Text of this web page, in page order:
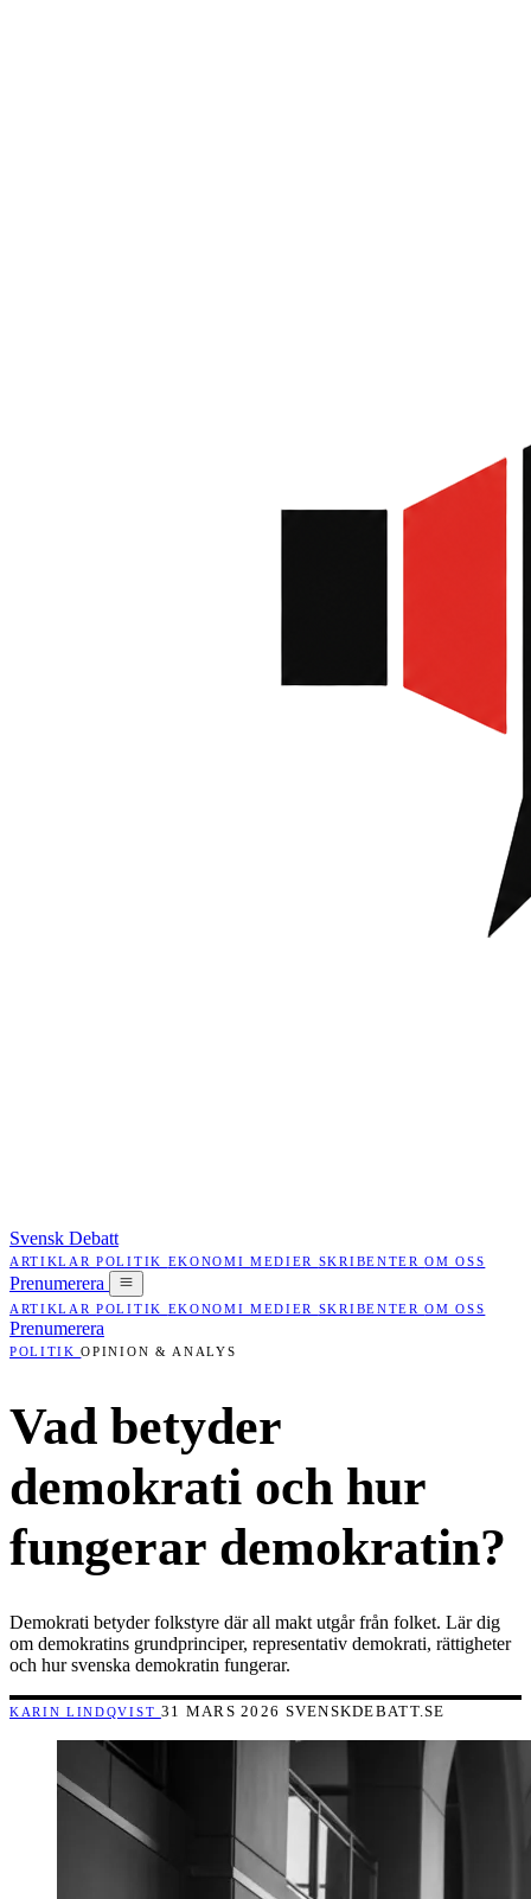
Svensk Debatt
ARTIKLARPOLITIK EKONOMIMEDIER SKRIBENTEROM OSS
Prenumerera
ARTIKLARPOLITIK EKONOMIMEDIER SKRIBENTEROM OSS
Prenumerera
POLITIKOPINION & ANALYS
Vad betyder
demokrati och hur
fungerar demokratin?
Demokrati betyder folkstyre där all makt utgår från folket. Lär dig
om demokratins grundprinciper, representativ demokrati, rättigheter
och hur svenska demokratin fungerar.
KARIN LINDQVIST 31 MARS 2026 SVENSKDEBATT.SE